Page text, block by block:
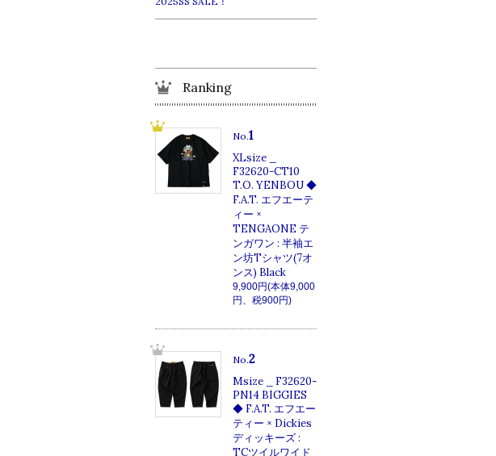
Ranking
No.1
XLsize _
F32620-CT10
T.O. YENBOU ◆
F.A.T. エフエーテ
ィー ×
TENGAONE テ
ンガワン : 半袖エ
ン坊Tシャツ(7オ
ンス) Black
9,900円(本体9,000
円、税900円)
No.2
Msize _ F32620-
PN14 BIGGIES
◆ F.A.T. エフエー
ティー × Dickies
ディッキーズ :
TCツイルワイド